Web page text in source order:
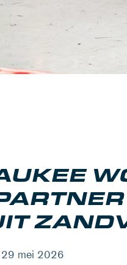
mei 2026